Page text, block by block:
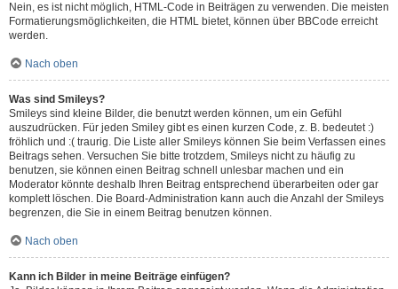
Nein, es ist nicht möglich, HTML-Code in Beiträgen zu verwenden. Die meisten
Formatierungsmöglichkeiten, die HTML bietet, können über BBCode erreicht
werden.
Nach oben
Was sind Smileys?
Smileys sind kleine Bilder, die benutzt werden können, um ein Gefühl
auszudrücken. Für jeden Smiley gibt es einen kurzen Code, z. B. bedeutet :)
fröhlich und :( traurig. Die Liste aller Smileys können Sie beim Verfassen eines
Beitrags sehen. Versuchen Sie bitte trotzdem, Smileys nicht zu häufig zu
benutzen, sie können einen Beitrag schnell unlesbar machen und ein
Moderator könnte deshalb Ihren Beitrag entsprechend überarbeiten oder gar
komplett löschen. Die Board-Administration kann auch die Anzahl der Smileys
begrenzen, die Sie in einem Beitrag benutzen können.
Nach oben
Kann ich Bilder in meine Beiträge einfügen?